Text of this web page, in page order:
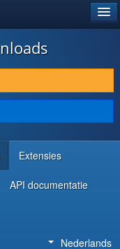
Extensies
API documentatie
Nederlands